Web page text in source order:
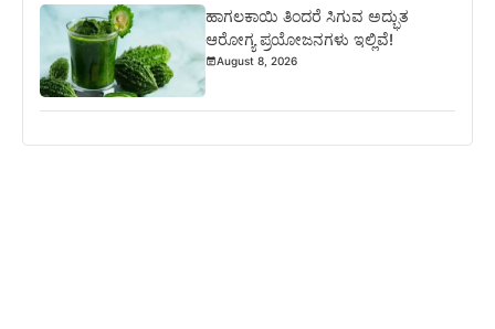
ಹಾಗಲಕಾಯಿ ತಿಂದರೆ ಸಿಗುವ ಅದ್ಭುತ
ಆರೋಗ್ಯ ಪ್ರಯೋಜನಗಳು ಇಲ್ಲಿವೆ!
August 8, 2026